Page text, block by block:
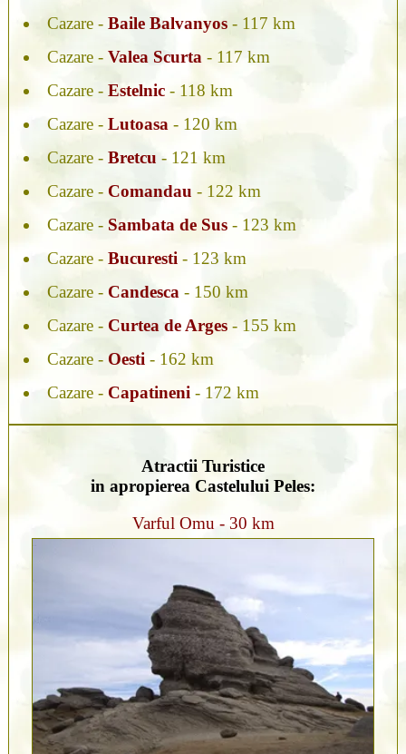
Cazare - Baile Balvanyos- 117 km
Cazare - Valea Scurta - 117 km
Cazare - Estelnic- 118 km
Cazare - Lutoasa - 120 km
Cazare - Bretcu - 121 km
Cazare - Comandau - 122 km
Cazare - Sambata de Sus- 123 km
Cazare - Bucuresti - 123 km
Cazare - Candesca - 150 km
Cazare - Curtea de Arges- 155 km
Cazare - Oesti- 162 km
Cazare - Capatineni - 172 km
Atractii Turistice
in apropierea Castelului Peles:
Varful Omu - 30 km